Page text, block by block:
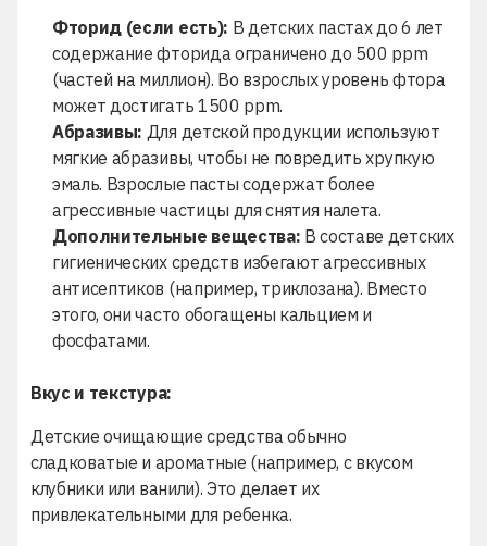
Фторид (если есть): В детских пастах до 6 лет
содержание фторида ограничено до 500 ppm
(частей на миллион). Во взрослых уровень фтора
может достигать 1500 ppm.
Абразивы: Для детской продукции используют
мягкие абразивы, чтобы не повредить хрупкую
эмаль. Взрослые пасты содержат более
агрессивные частицы для снятия налета.
Дополнительные вещества: В составе детских
гигиенических средств избегают агрессивных
антисептиков (например, триклозана). Вместо
этого, они часто обогащены кальцием и
фосфатами.
Вкус и текстура:
Детские очищающие средства обычно
сладковатые и ароматные (например, с вкусом
клубники или ванили). Это делает их
привлекательными для ребенка.